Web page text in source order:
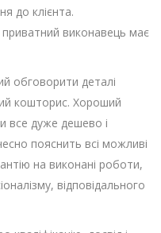
до клієнта.
виконавець має
обговорити деталі
кошторис. Хороший
все дуже дешево і
пояснить всі можливі
на виконані роботи,
відповідального